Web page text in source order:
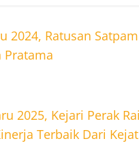
2024, Ratusan
Pratama
2025, Kejari Perak
Terbaik Dari